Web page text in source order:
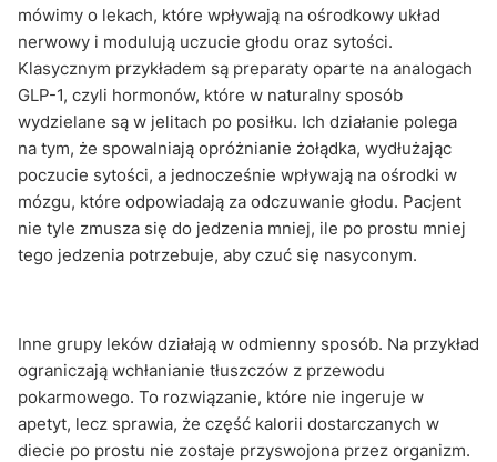
mówimy o lekach, które wpływają na ośrodkowy układ
nerwowy i modulują uczucie głodu oraz sytości.
Klasycznym przykładem są preparaty oparte na analogach
GLP-1, czyli hormonów, które w naturalny sposób
wydzielane są w jelitach po posiłku. Ich działanie polega
na tym, że spowalniają opróżnianie żołądka, wydłużając
poczucie sytości, a jednocześnie wpływają na ośrodki w
mózgu, które odpowiadają za odczuwanie głodu. Pacjent
nie tyle zmusza się do jedzenia mniej, ile po prostu mniej
tego jedzenia potrzebuje, aby czuć się nasyconym.
Inne grupy leków działają w odmienny sposób. Na przykład
ograniczają wchłanianie tłuszczów z przewodu
pokarmowego. To rozwiązanie, które nie ingeruje w
apetyt, lecz sprawia, że część kalorii dostarczanych w
diecie po prostu nie zostaje przyswojona przez organizm.